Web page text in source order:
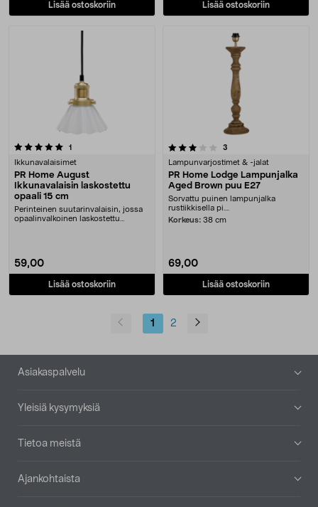
Lisää ostoskoriin Lisää ostoskoriin
1
Ikkunavalaisimet
PR Home August
Ikkunavalaisin laskostettu
opaali 15 cm
Perinteinen suutarinvalaisin, jossa
opaalinvalkoinen laskostettu
59,00
Lisää ostoskoriin
3.5 viidestä tähdestä 3
Lampunvarjostimet & -jalat
PR Home Lodge Lampunjalka
Aged Brown puu E27
Sorvattu puinen lampunjalka
rustiikkisella pi....
Korkeus: 38 cm
69,00
Lisää ostoskoriin
1 2
Alatunniste
Asiakaspalvelu
Yleisiä kysymyksiä
Tietoa meistä
Ajankohtaista